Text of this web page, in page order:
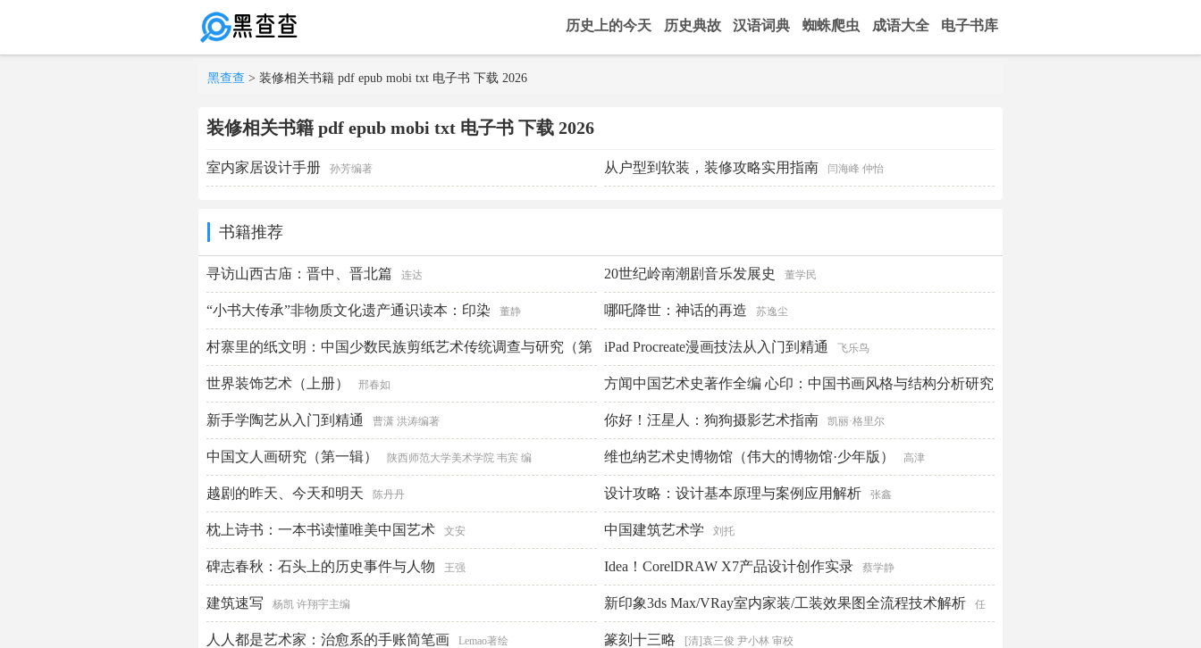
历史上的今天 历史典故 汉语词典 蜘蛛爬虫 成语大全 电子书库
黑查查 > 装修相关书籍 pdf epub mobi txt 电子书 下载 2026
装修相关书籍 pdf epub mobi txt 电子书 下载 2026
室内家居设计手册 孙芳编著 从户型到软装，装修攻略实用指南 闫海峰 仲怡
书籍推荐
寻访山西古庙：晋中、晋北篇 连达 20世纪岭南潮剧音乐发展史 董学民
“小书大传承”非物质文化遗产通识读本：印染 董静 哪吒降世：神话的再造 苏逸尘
村寨里的纸文明：中国少数民族剪纸艺术传统调查与研究（第
五卷） 乔晓光主编
iPad Procreate漫画技法从入门到精通 飞乐鸟
世界装饰艺术（上册） 邢春如 方闻中国艺术史著作全编 心印：中国书画风格与结构分析研究
方闻 著
新手学陶艺从入门到精通 曹潇 洪涛编著 你好！汪星人：狗狗摄影艺术指南 凯丽·格里尔
中国文人画研究（第一辑） 陕西师范大学美术学院 韦宾 编 维也纳艺术史博物馆（伟大的博物馆·少年版） 高津
越剧的昨天、今天和明天 陈丹丹 设计攻略：设计基本原理与案例应用解析 张鑫
枕上诗书：一本书读懂唯美中国艺术 文安 中国建筑艺术学 刘托
碑志春秋：石头上的历史事件与人物 王强 Idea！CorelDRAW X7产品设计创作实录 蔡学静
建筑速写 杨凯 许翔宇主编 新印象3ds Max/VRay室内家装/工装效果图全流程技术解析 任
思旻编著
人人都是艺术家：治愈系的手账简笔画 Lemao著绘 篆刻十三略 [清]袁三俊 尹小林 审校